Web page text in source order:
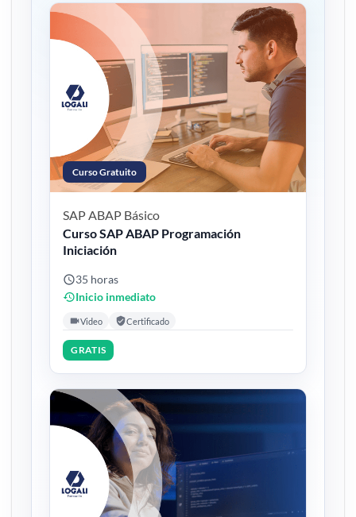
Curso Gratuito
SAP ABAP Básico
Curso SAP ABAP Programación
Iniciación
35 horas
Inicio inmediato
Video Certificado
GRATIS